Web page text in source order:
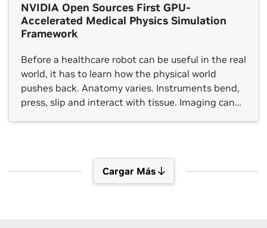
NVIDIA Open Sources First GPU-
Accelerated Medical Physics Simulation
Framework
Before a healthcare robot can be useful in the real
world, it has to learn how the physical world
pushes back. Anatomy varies. Instruments bend,
press, slip and interact with tissue. Imaging can
Cargar Más